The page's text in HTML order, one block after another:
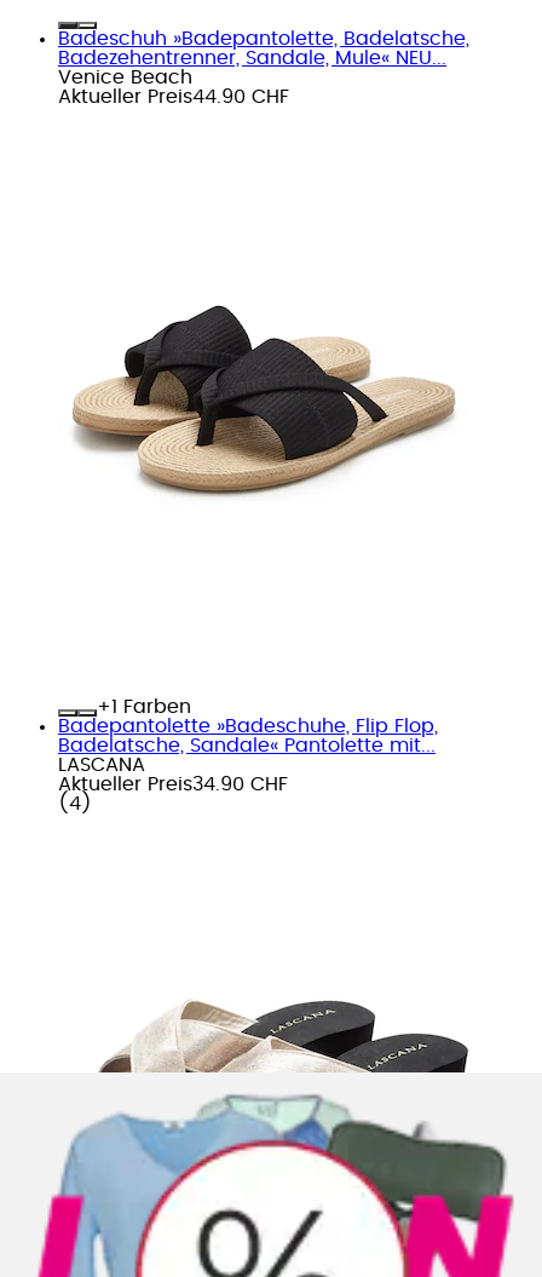
Badeschuh »Badepantolette, Badelatsche,
Badezehentrenner, Sandale, Mule« NEU...
Venice Beach
Aktueller Preis44.90 CHF
+
Farben
Badepantolette »Badeschuhe, Flip Flop,
Badelatsche, Sandale« Pantolette mit...
LASCANA
Aktueller Preis34.90 CHF
( 4 )